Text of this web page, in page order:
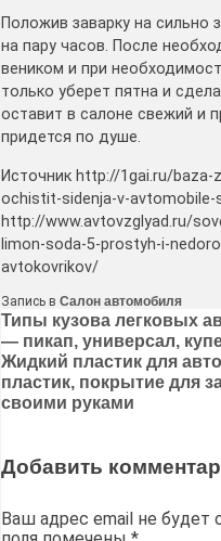
Положив заварку на сильно
на пару часов. После
веником и при
только уберет пятна и
оставит в салоне свежий и
придется по душе.
Источник http://1gai.ru/
ochistit-sidenja-v-avtomobile-
http://www.avtovzglyad.ru/
limon-soda-5-prostyh-i-
avtokovrikov/
Запись в Салон автомобиля
Навигация
по
записям
Типы кузова легковых
— пикап, универсал,
Жидкий пластик для
пластик, покрытие для
своими руками
Добавить
Ваш адрес email не будет